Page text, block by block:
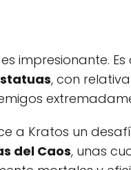
impresionante.
, con
a Kratos un
del Caos, unas